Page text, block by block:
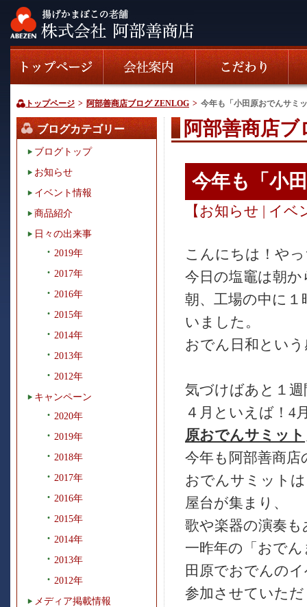
トップページ > 阿部善商店ブログ ZENLOG > 今年も「小田原おでんサミ
ブログカテゴリー
ブログトップ
お知らせ
イベント情報
商品紹介
日々の出来事
2019年
2017年
2016年
2015年
2014年
2013年
2012年
キャンペーン
2020年
2019年
2018年
2017年
2016年
2015年
2014年
2013年
2012年
メディア掲載情報
阿部善商店
今年も「小
【お知らせ | イベ
こんにちは！や
今日の塩竈は朝
朝、工場の中に
いました。
おでん日和とい
気づけばあと１
４月といえば！4
原おでんサミット
今年も阿部善商
おでんサミット
屋台が集まり、
歌や楽器の演奏
一昨年の「おで
田原でおでんの
参加させていた